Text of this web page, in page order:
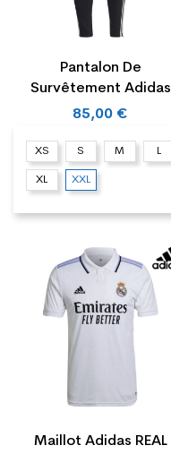
Pantalon De
Survêtement Adidas
JUVENTUS DNA
85,00 €
XS S M L
XL XXL
Maillot Adidas REAL